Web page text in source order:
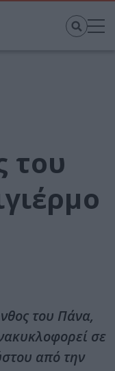
του
του Πάνα,
σε
από την